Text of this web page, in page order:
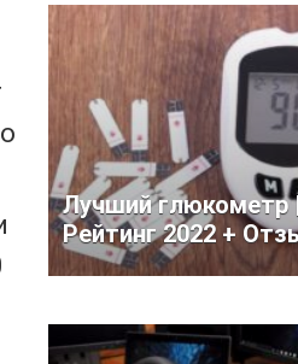
Лучший глюкометр
Рейтинг 2022 +